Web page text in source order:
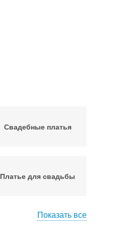
Свадебные платья
Платье для свадьбы
Показать все